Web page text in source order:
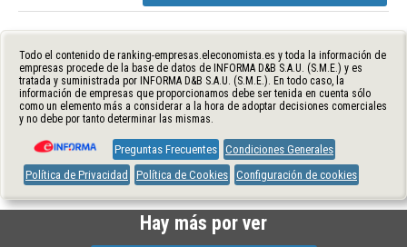
Todo el contenido de ranking-empresas.eleconomista.es y toda la información de
empresas procede de la base de datos de INFORMA D&B S.A.U. (S.M.E.) y es
tratada y suministrada por INFORMA D&B S.A.U. (S.M.E.). En todo caso, la
información de empresas que proporcionamos debe ser tenida en cuenta sólo
como un elemento más a considerar a la hora de adoptar decisiones comerciales
y no debe por tanto determinar las mismas.
Preguntas Frecuentes Condiciones Generales
Política de Privacidad
Política de Cookies Configuración de cookies
Hay más por ver